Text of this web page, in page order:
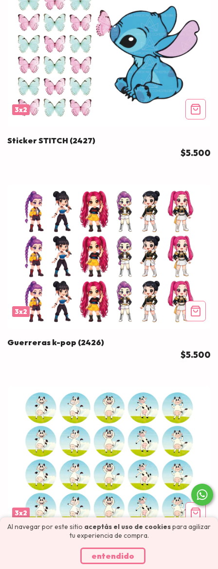
Al navegar por este sitio aceptás el uso de cookiespara agilizar
tu experiencia de compra.
entendido
3x2
Sticker STITCH (2427)
$5.500
3x2
Guerreras k-pop (2426)
$5.500
3x2